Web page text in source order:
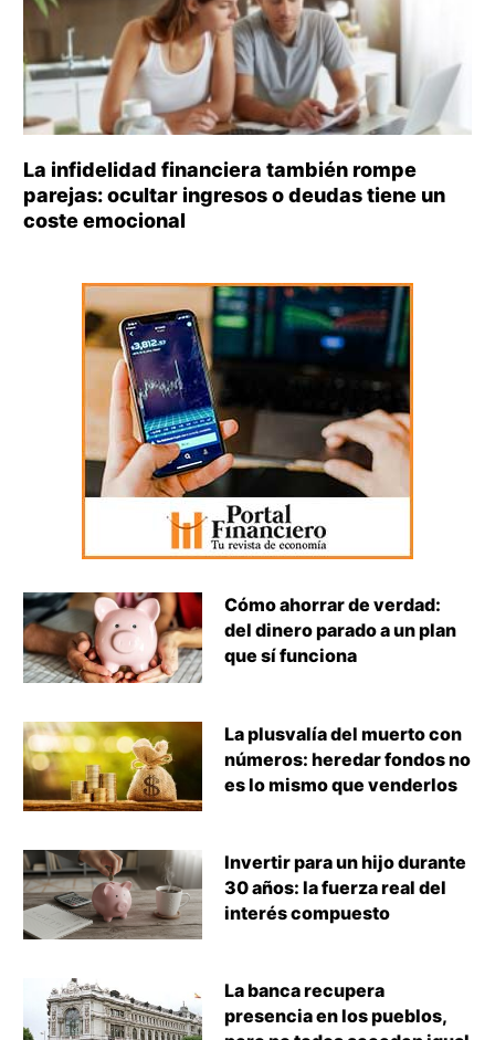
La infidelidad financiera también rompe
parejas: ocultar ingresos o deudas tiene un
coste emocional
Cómo ahorrar de verdad:
del dinero parado a un plan
que sí funciona
La plusvalía del muerto con
números: heredar fondos no
es lo mismo que venderlos
Invertir para un hijo durante
30 años: la fuerza real del
interés compuesto
La banca recupera
presencia en los pueblos,